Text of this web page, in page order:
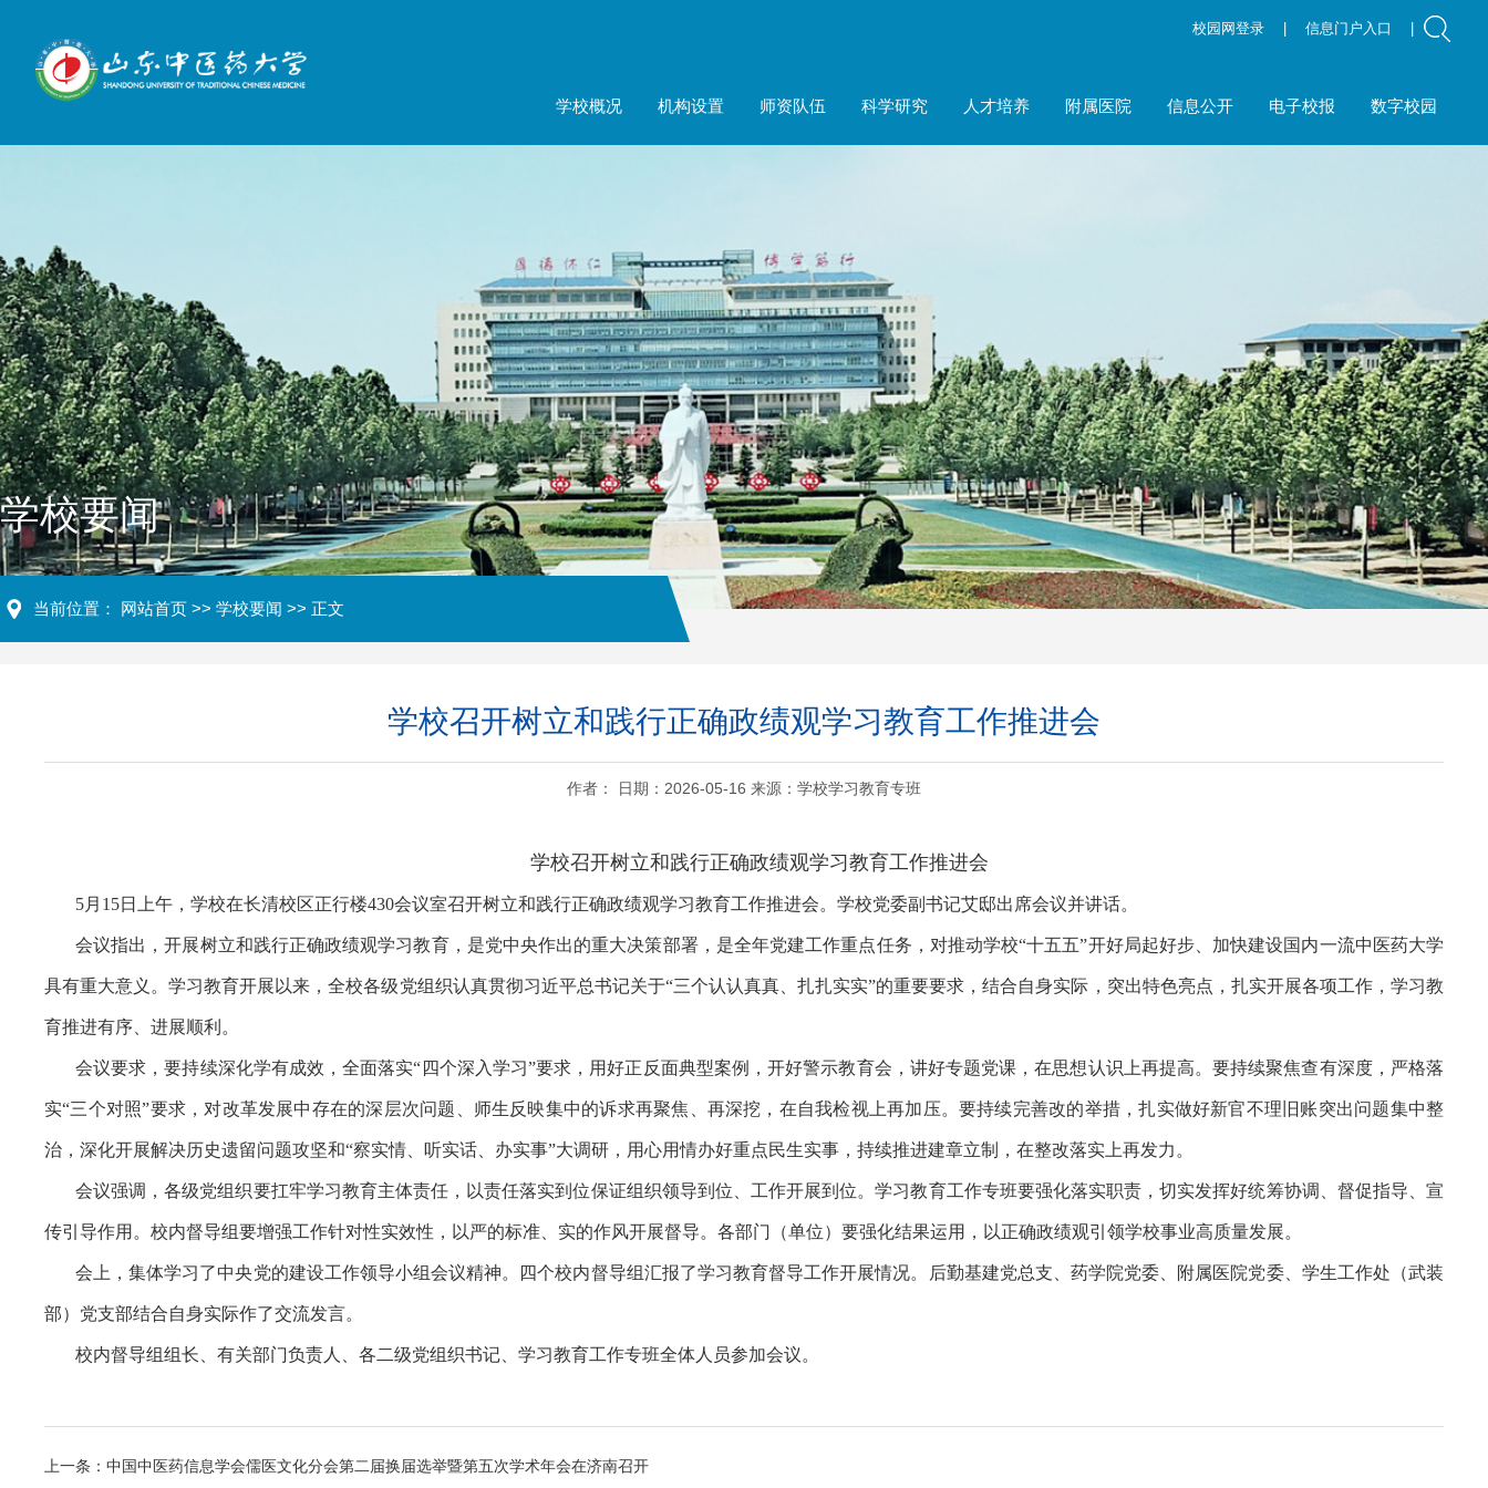
校园网登录 信息门户入口
学校概况 机构设置 师资队伍 科学研究 人才培养 附属医院 信息公开 电子校报 数字校园
学校要闻
当前位置： 网站首页 >> 学校要闻 >> 正文
学校召开树立和践行正确政绩观学习教育工作推进会
作者： 日期：2026-05-16 来源：学校学习教育专班
学校召开树立和践行正确政绩观学习教育工作推进会
5月15日上午，学校在长清校区正行楼430会议室召开树立和践行正确政绩观学习教育工作推进会。学校党委副书记艾邸出席会议并讲话。
会议指出，开展树立和践行正确政绩观学习教育，是党中央作出的重大决策部署，是全年党建工作重点任务，对推动学校“十五五”开好局起好步、加快建设国内一流中医药大学
具有重大意义。学习教育开展以来，全校各级党组织认真贯彻习近平总书记关于“三个认认真真、扎扎实实”的重要要求，结合自身实际，突出特色亮点，扎实开展各项工作，学习教
育推进有序、进展顺利。
会议要求，要持续深化学有成效，全面落实“四个深入学习”要求，用好正反面典型案例，开好警示教育会，讲好专题党课，在思想认识上再提高。要持续聚焦查有深度，严格落
实“三个对照”要求，对改革发展中存在的深层次问题、师生反映集中的诉求再聚焦、再深挖，在自我检视上再加压。要持续完善改的举措，扎实做好新官不理旧账突出问题集中整
治，深化开展解决历史遗留问题攻坚和“察实情、听实话、办实事”大调研，用心用情办好重点民生实事，持续推进建章立制，在整改落实上再发力。
会议强调，各级党组织要扛牢学习教育主体责任，以责任落实到位保证组织领导到位、工作开展到位。学习教育工作专班要强化落实职责，切实发挥好统筹协调、督促指导、宣
传引导作用。校内督导组要增强工作针对性实效性，以严的标准、实的作风开展督导。各部门（单位）要强化结果运用，以正确政绩观引领学校事业高质量发展。
会上，集体学习了中央党的建设工作领导小组会议精神。四个校内督导组汇报了学习教育督导工作开展情况。后勤基建党总支、药学院党委、附属医院党委、学生工作处（武装
部）党支部结合自身实际作了交流发言。
校内督导组组长、有关部门负责人、各二级党组织书记、学习教育工作专班全体人员参加会议。
上一条：中国中医药信息学会儒医文化分会第二届换届选举暨第五次学术年会在济南召开